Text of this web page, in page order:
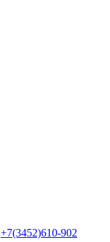
+7(3452)610-902